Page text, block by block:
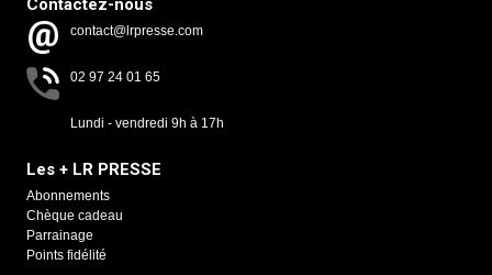
Contactez-nous
contact@lrpresse.com
02 97 24 01 65
Lundi - vendredi 9h à 17h
Les + LR PRESSE
Abonnements
Chèque cadeau
Parrainage
Points fidélité